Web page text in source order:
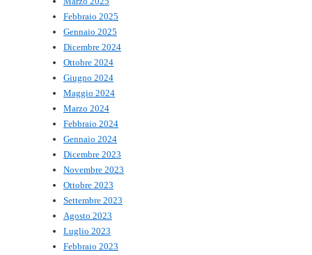
Febbraio 2025
Gennaio 2025
Dicembre 2024
Ottobre 2024
Giugno 2024
Maggio 2024
Marzo 2024
Febbraio 2024
Gennaio 2024
Dicembre 2023
Novembre 2023
Ottobre 2023
Settembre 2023
Agosto 2023
Luglio 2023
Febbraio 2023